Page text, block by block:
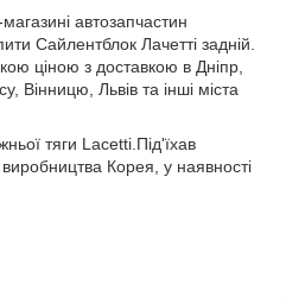
автозапчастин
Сайлентблок Лачетті задній.
ціною з доставкою в Дніпр,
Вінницю, Львів та інші міста
тяги Lacetti.Під'їхав
Корея, у наявності